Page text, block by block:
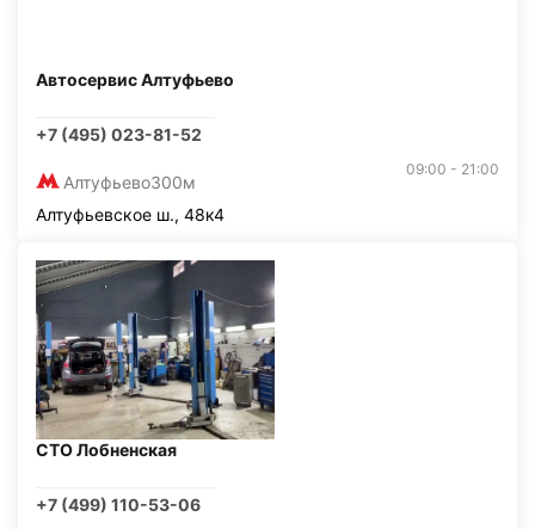
Автосервис Алтуфьево
+7 (495) 023-81-52
Алтуфьево300м
09:00 - 21:00
Алтуфьевское ш., 48к4
СТО Лобненская
+7 (499) 110-53-06